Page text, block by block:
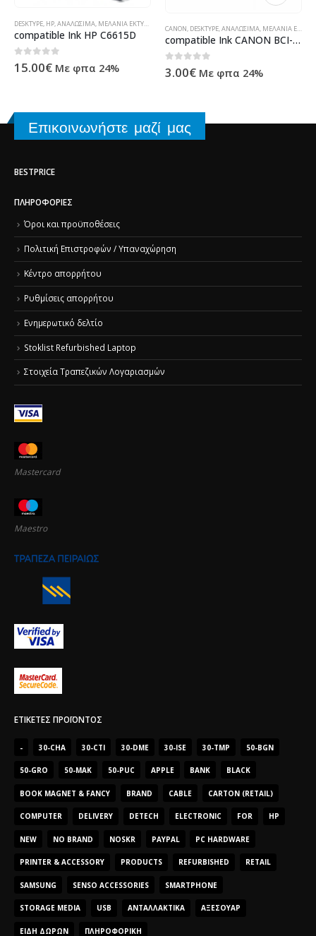
,ΥΠΟΛΟΓΙΣΤΈΣ - ΗΛΕΚΤΡΟΝΙΚΆ
,ΥΠΟΛΟΓΙΣΤΈΣ - ΗΛΕΚΤΡΟΝΙΚΆ
DESKTYPE, HP,ΑΝΑΛΏΣΙΜΑ, ΜΕΛΆΝΙΑ ΕΚΤΥΠΩΤΏΝ
compatible Ink HP C6615D
0 out of 5
15.00€ Με φπα 24%
CANON, DESKTYPE,ΑΝΑΛΏΣΙΜΑ, ΜΕΛΆΝΙΑ ΕΚΤΥΠΩΤΏΝ
compatible Ink CANON BCI-6Y
0out of 5
3.00€ Με φπα 24%
Επικοινωνήστε μαζί μας
BESTPRICE
ΠΛΗΡΟΦΟΡΊΕΣ
Όροι και προϋποθέσεις
Πολιτική Επιστροφών / Υπαναχώρηση
Κέντρο απορρήτου
Ρυθμίσεις απορρήτου
Ενημερωτικό δελτίο
Stoklist Refurbished Laptop
Στοιχεία Τραπεζικών Λογαριασμών
Mastercard
Maestro
ΕΤΙΚΈΤΕΣ ΠΡΟΪΌΝΤΟΣ
- 30-CHA 30-CTI 30-DME 30-ISE 30-TMP 50-BGN
50-GRO 50-MAK 50-PUC APPLE BANK BLACK
BOOK MAGNET & FANCY BRAND CABLE CARTON (RETAIL)
COMPUTER DELIVERY DETECH ELECTRONIC FOR HP
NEW NO BRAND NOSKR PAYPAL PC HARDWARE
PRINTER & ACCESSORY PRODUCTS REFURBISHED RETAIL
SAMSUNG SENSO ACCESSORIES SMARTPHONE
STORAGE MEDIA USB ΑΝΤΑΛΛΑΚΤΙΚΆ ΑΞΕΣΟΥΆΡ
ΕΊΔΗ ΔΏΡΩΝ ΠΛΗΡΟΦΟΡΙΚΉ